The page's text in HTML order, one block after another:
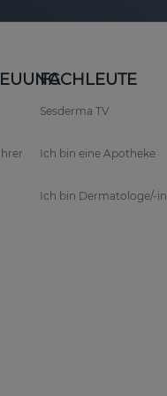
FACHLEUTE
Sesderma TV
Ich bin eine Apotheke
Ich bin Dermatologe/-in